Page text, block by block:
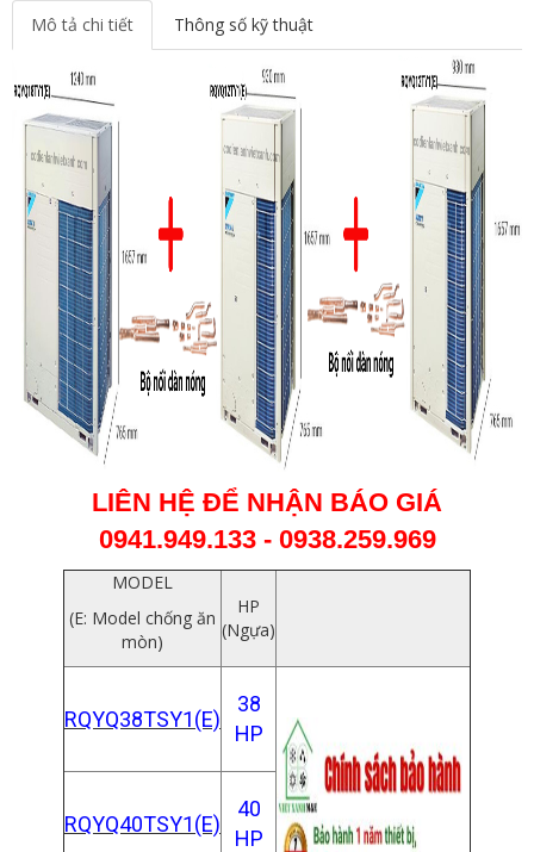
Mô tả chi tiết
Thông số kỹ thuật
LIÊN HỆ ĐỂ NHẬN BÁO GIÁ
0941.949.133 - 0938.259.969
MODEL
(E: Model chống ăn
mòn)
HP
(Ngựa)
RQYQ38TSY1(E)
38
HP
RQYQ40TSY1(E)
40
HP